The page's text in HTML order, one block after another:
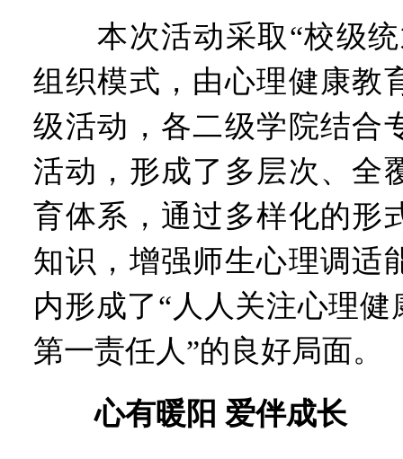
本次活动采取“校级统
组织模式，由心理健康教
级活动，各二级学院结合
活动，形成了多层次、全
育体系，通过多样化的形
知识，增强师生心理调适
内形成了“人人关注心理健
第一责任人”的良好局面。
心有暖阳 爱伴成长